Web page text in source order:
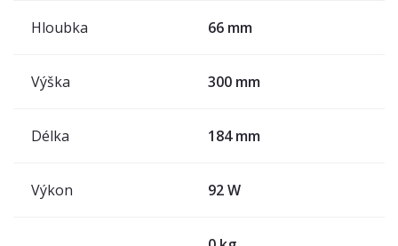
Hloubka 66 mm
Výška 300 mm
Délka 184 mm
Výkon 92 W